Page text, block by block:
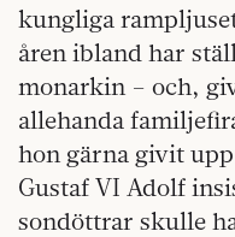
kungliga
åren ibland har
monarkin – och,
allehanda
hon gärna givit
Gustaf VI Adolf
sondöttrar skulle